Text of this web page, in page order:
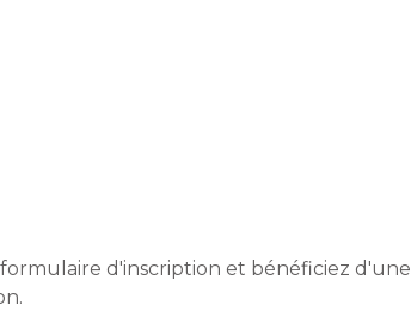
d'inscription et bénéficiez d'une